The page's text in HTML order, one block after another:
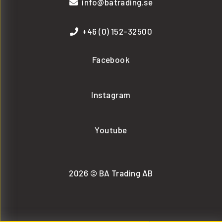
info@batrading.se
+46 (0) 152-32500
Facebook
Instagram
Youtube
2026 © BA Trading AB